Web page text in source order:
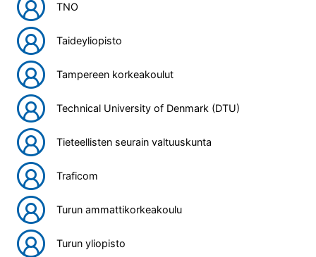
TNO
Taideyliopisto
Tampereen korkeakoulut
Technical University of Denmark (DTU)
Tieteellisten seurain valtuuskunta
Traficom
Turun ammattikorkeakoulu
Turun yliopisto